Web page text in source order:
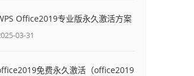
Office2019专业版永久激活方案
终身授权序列号)
03-31
免费永久激活（office2019